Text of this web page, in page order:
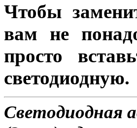
Чтобы
вам не
просто
светодиодную.
Светодиодная